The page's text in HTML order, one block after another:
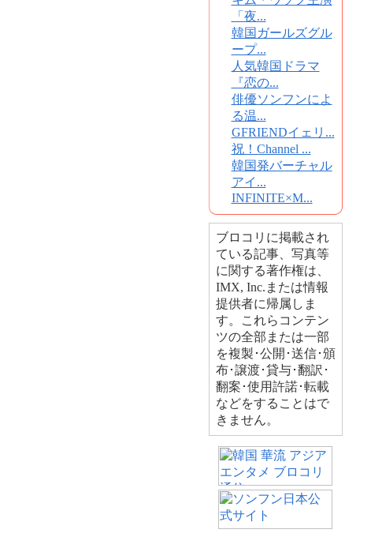
「夜...
韓国ガールズグル
ープ...
人気韓国ドラマ
『恋の...
俳優ソンフンによ
る温...
GFRIENDイェリ...
祝！Channel ...
韓国発バーチャル
アイ...
INFINITE×M...
ブロコリに掲載され
ている記事、写真等
に関する著作権は、
IMX, Inc.または情報
提供者に帰属しま
す。これらコンテン
ツの全部または一部
を複製･公開･送信･頒
布･譲渡･貸与･翻訳･
翻案･使用許諾･転載
などをすることはで
きません。